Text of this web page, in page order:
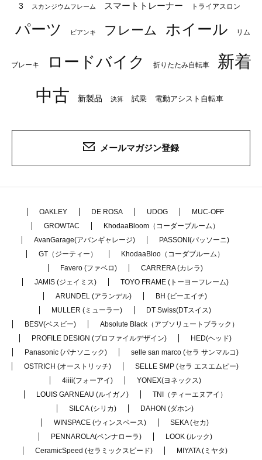
3
スカンジウムフレーム スマートトレーナー トライアスロン
パーツ ビアンキ フレーム ホイール リム
ブレーキ ロードバイク 折りたたみ自転車
新着
中古
新製品 決算 試乗 電動アシスト自転車
メールマガジン登録
OAKLEY DE ROSA UDOG
MUC-OFF
GROWTAC
KhodaaBloom（コーダーブルーム）
AvanGarage(アバンギャレージ)
PASSONI(パッソーニ)
GT（ジーティー）
KhodaaBloo（コーダブルーム）
Favero (ファベロ)
CARRERA (カレラ)
JAMIS (ジェイミス)
TOYO FRAME (トーヨーフレーム)
ARUNDEL (アランデル)
BH (ビーエイチ)
MULLER (ミューラー)
DT Swiss(DTスイス)
BESV(ベスビー)
Absolute Black（アブソリュートブラック）
PROFILE DESIGN (プロファイルデザイン)
HED(ヘッド)
Panasonic (パナソニック)
selle san marco (セラ サンマルコ)
OSTRICH (オーストリッチ)
SELLE SMP (セラ エスエムピー)
4iiii(フォーアイ)
YONEX(ヨネックス)
LOUIS GARNEAU (ルイガノ)
TNI（ティーエヌアイ）
SILCA (シリカ)
DAHON (ダホン)
WINSPACE (ウィンスペース)
SEKA (セカ)
PENNAROLA(ペンナローラ)
LOOK (ルック)
CeramicSpeed (セラミックスピード)
MIYATA (ミヤタ)